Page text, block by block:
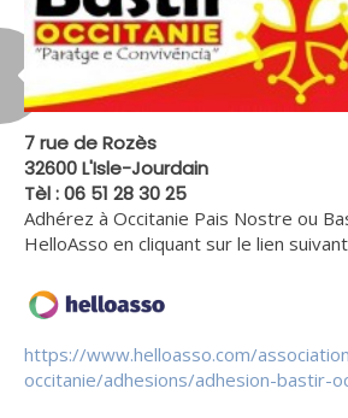
7 rue de Rozès
32600 L'Isle-Jourdain
Tèl : 06 51 28 30 25
Adhérez à Occitanie Pais Nostre ou
HelloAsso en cliquant sur le lien
https://www.helloasso.com/
occitanie/adhesions/adhesion-bastir-